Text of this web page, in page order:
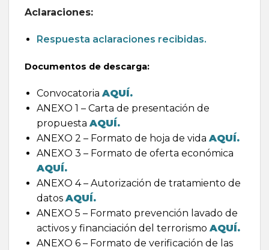
Aclaraciones:
Respuesta aclaraciones recibidas.
Documentos de descarga:
ConvocatoriaAQUÍ.
ANEXO 1 – Carta de presentación de
propuestaAQUÍ.
ANEXO 2 – Formato de hoja de vidaAQUÍ.
ANEXO 3 – Formato de oferta económica
AQUÍ.
ANEXO 4 – Autorización de tratamiento de
datosAQUÍ.
ANEXO 5 – Formato prevención lavado de
activos y financiación del terrorismoAQUÍ.
ANEXO 6 – Formato de verificación de las